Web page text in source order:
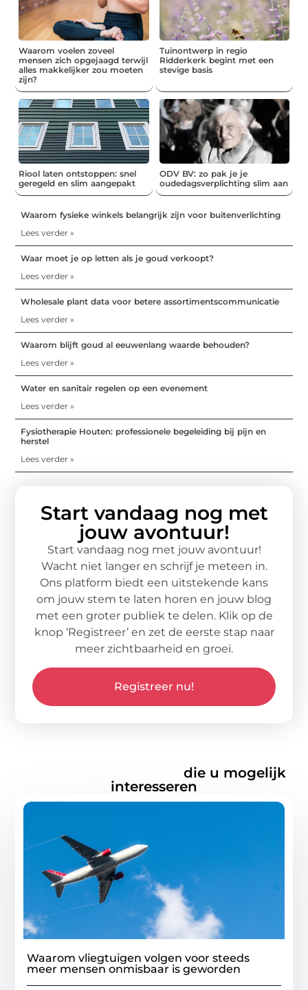
Waarom voelen zoveel
mensen zich opgejaagd terwijl
alles makkelijker zou moeten
zijn?
Tuinontwerp in regio
Ridderkerk begint met een
stevige basis
Riool laten ontstoppen: snel
geregeld en slim aangepakt
ODV BV: zo pak je je
oudedagsverplichting slim aan
Waarom fysieke winkels belangrijk zijn voor buitenverlichting
Lees verder »
Waar moet je op letten als je goud verkoopt?
Lees verder »
Wholesale plant data voor betere assortimentscommunicatie
Lees verder »
Waarom blijft goud al eeuwenlang waarde behouden?
Lees verder »
Water en sanitair regelen op een evenement
Lees verder »
Fysiotherapie Houten: professionele begeleiding bij pijn en
herstel
Lees verder »
Start vandaag nog met
jouw avontuur!
Start vandaag nog met jouw avontuur!
Wacht niet langer en schrijf je meteen in.
Ons platform biedt een uitstekende kans
om jouw stem te laten horen en jouw blog
met een groter publiek te delen. Klik op de
knop ‘Registreer’ en zet de eerste stap naar
meer zichtbaarheid en groei.
Registreer nu!
die u mogelijk
interesseren
Waarom vliegtuigen volgen voor steeds
meer mensen onmisbaar is geworden